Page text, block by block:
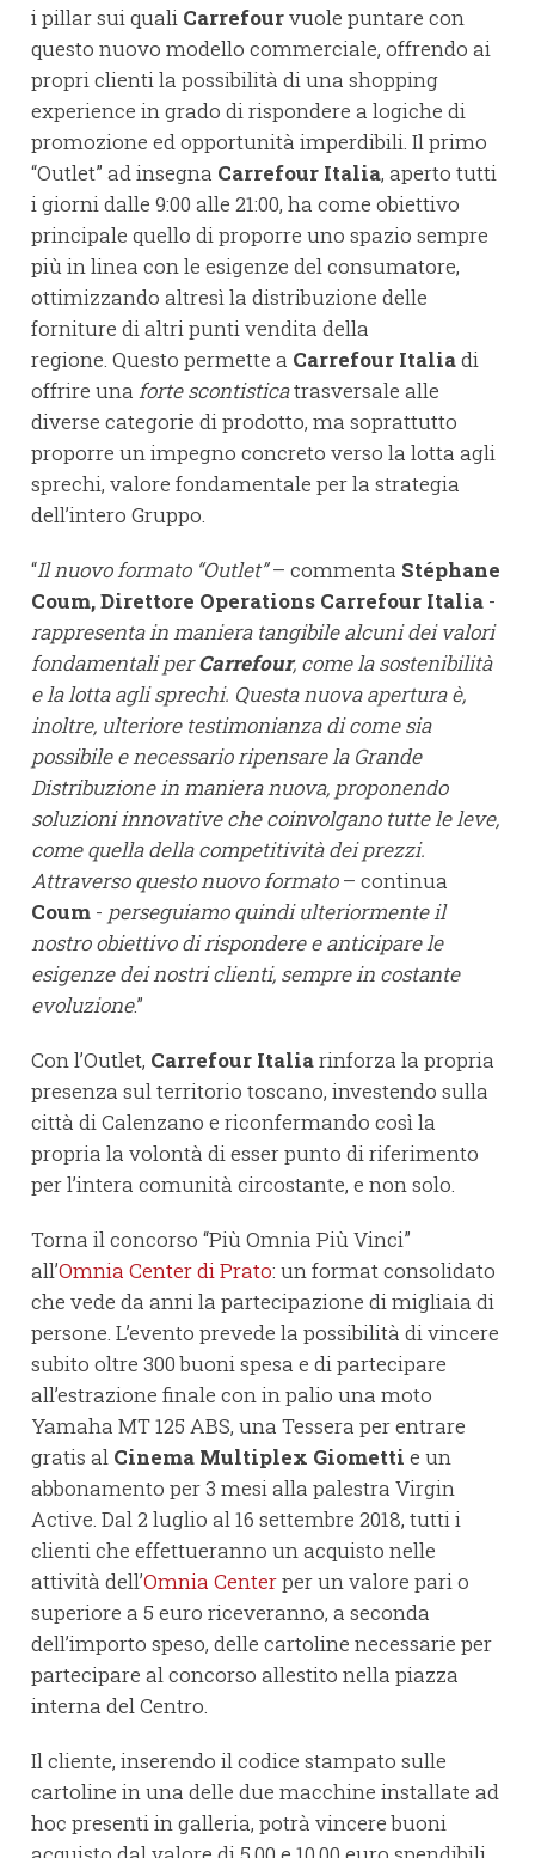
i pillar sui quali Carrefourvuole puntare con
questo nuovo modello commerciale, offrendo ai
propri clienti la possibilità di una shopping
experience in grado di rispondere a logiche di
promozione ed opportunità imperdibili. Il primo
“Outlet” ad insegna Carrefour Italia, aperto tutti
i giorni dalle 9:00 alle 21:00, ha come obiettivo
principale quello di proporre uno spazio sempre
più in linea con le esigenze del consumatore,
ottimizzando altresì la distribuzione delle
forniture di altri punti vendita della
regione. Questo permette a Carrefour Italiadi
offrire una forte scontisticatrasversale alle
diverse categorie di prodotto, ma soprattutto
proporre un impegno concreto verso la lotta agli
sprechi, valore fondamentale per la strategia
dell’intero Gruppo.
“Il nuovo formato “Outlet”– commenta Stéphane
Coum, Direttore Operations Carrefour Italia -
rappresenta in maniera tangibile alcuni dei valori
fondamentali perCarrefour, come la sostenibilità
e la lotta agli sprechi. Questa nuova apertura è,
inoltre, ulteriore testimonianza di come sia
possibile e necessario ripensare la Grande
Distribuzione in maniera nuova, proponendo
soluzioni innovative che coinvolgano tutte le leve,
come quella della competitività dei prezzi.
Attraverso questo nuovo formato– continua
Coum - perseguiamo quindi ulteriormente il
nostro obiettivo di rispondere e anticipare le
esigenze dei nostri clienti, sempre in costante
evoluzione.”
Con l’Outlet, Carrefour Italiarinforza la propria
presenza sul territorio toscano, investendo sulla
città di Calenzano e riconfermando così la
propria la volontà di esser punto di riferimento
per l’intera comunità circostante, e non solo.
Torna il concorso “Più Omnia Più Vinci”
all’Omnia Center di Prato: un format consolidato
che vede da anni la partecipazione di migliaia di
persone. L’evento prevede la possibilità di vincere
subito oltre 300 buoni spesa e di partecipare
all’estrazione finale con in palio una moto
Yamaha MT 125 ABS, una Tessera per entrare
gratis al Cinema Multiplex Giometti e un
abbonamento per 3 mesi alla palestra Virgin
Active. Dal 2 luglio al 16 settembre 2018, tutti i
clienti che effettueranno un acquisto nelle
attività dell’Omnia Centerper un valore pari o
superiore a 5 euro riceveranno, a seconda
dell’importo speso, delle cartoline necessarie per
partecipare al concorso allestito nella piazza
interna del Centro.
Il cliente, inserendo il codice stampato sulle
cartoline in una delle due macchine installate ad
hoc presenti in galleria, potrà vincere buoni